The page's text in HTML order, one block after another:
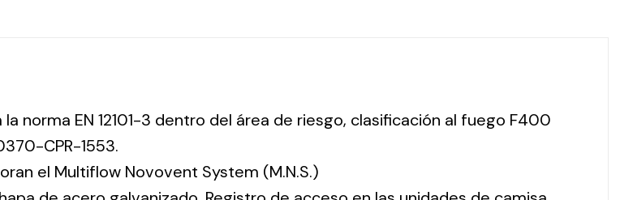
norma EN 12101-3 dentro del área de riesgo, clasificación al fuego F400
CPR-1553.
el Multiflow Novovent System (M.N.S.)